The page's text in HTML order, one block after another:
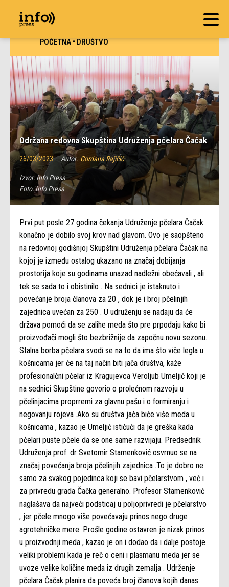
POČETNA•DRUŠTVO
Održana redovna Skupština Udruženja pčelara Čačak
26/03/2023 Autor: Gordana Rajičić
Izvor:Info Press
Foto:Info Press
Prvi put posle 27 godina čekanja Udruženje pčelara Čačak
konačno je dobilo svoj krov nad glavom. Ovo je saopšteno
na redovnoj godišnjoj Skupštini Udruženja pčelara Čačak na
kojoj je između ostalog ukazano na značaj dobijanja
prostorija koje su godinama unazad nadležni obećavali , ali
tek se sada to i obistinilo . Na sednici je istaknuto i
povećanje broja članova za 20 , dok je i broj pčelinjih
zajednica uvećan za 250 . U udruženju se nadaju da će
država pomoći da se zalihe meda što pre prpodaju kako bi
proizvođači mogli što bezbrižnije da započnu novu sezonu.
Stalna borba pčelara svodi se na to da ima što viče legla u
košnicama jer će na taj način biti jača društva, kaže
profesionalčni pčelar iz Kragujevca Veroljub Umeljić koji je
na sednici Skupštine govorio o prolećnom razvoju u
pčelinjacima proprremi za glavnu pašu i o formiranju i
negovanju rojeva .Ako su društva jača biće više meda u
košnicama , kazao je Umeljić ističući da je greška kada
pčelari puste pčele da se one same razvijaju. Predsednik
Udruženja prof. dr Svetomir Stamenković osvrnuo se na
značaj povećanja broja pčelinjih zajednica .To je dobro ne
samo za svakog pojedinca koji se bavi pčelarstvom , već i
za privredu grada Čačka generalno. Profesor Stamenković
naglašava da najveći podsticaj u poljoprivredi je pčelarstvo
, jer pčele mnogo više povećavaju prinos nego druge
agrotehničke mere. Prošle godine ostavren je nizak prinos
u proizvodnji meda , kazao je on i dodao da i dalje postoje
veliki problemi kada je reč o ceni i plasmanu meda jer se
uvoze velike količine meda iz drugih zemalja . Udrženje
pčelara Čačak planira da poveća broj članova kojih danas